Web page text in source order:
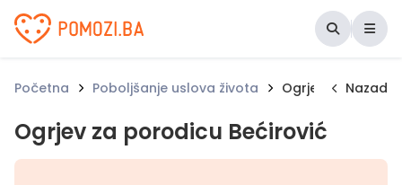
Udruženje Pomozi.ba
Početna Poboljšanje uslova života Ogrjev zaNazad
Ogrjev za porodicu Bećirović